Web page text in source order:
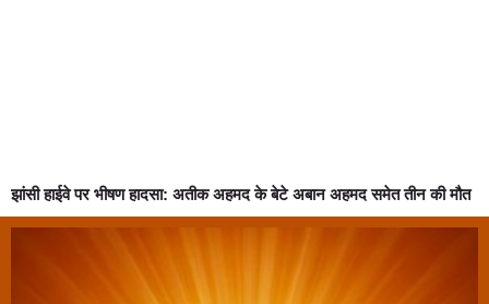
झांसी हाईवे पर भीषण हादसा: अतीक अहमद के बेटे अबान अहमद समेत तीन की मौत